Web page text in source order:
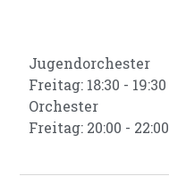
Jugendorchester
Freitag: 18:30 - 19:30
Orchester
Freitag: 20:00 - 22:00